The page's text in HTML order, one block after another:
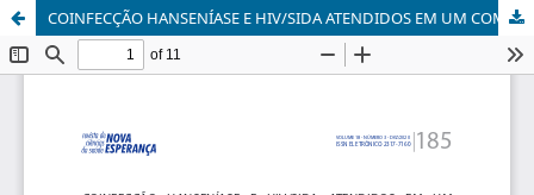
COINFECÇÃO HANSENÍASE E HIV/SIDA ATENDIDOS EM UM COMPLEXO HOSPITALAR NO MUNICÍPIO DE JOÃO PESSOA/PB